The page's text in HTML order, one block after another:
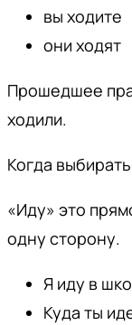
вы ходите
они ходят
Прошедшее
ходили.
Когда
«Иду» это
одну сторону.
Я иду в
Куда ты